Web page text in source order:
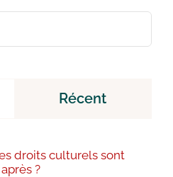
Récent
droits culturels sont
?